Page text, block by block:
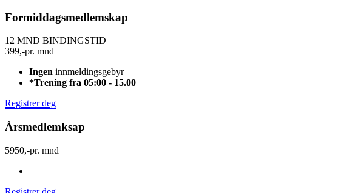
Formiddagsmedlemskap
12 MND BINDINGSTID
399,-pr. mnd
Ingen innmeldingsgebyr
*Trening fra 05:00 - 15.00
Registrer deg
Årsmedlemksap
5950,-pr. mnd